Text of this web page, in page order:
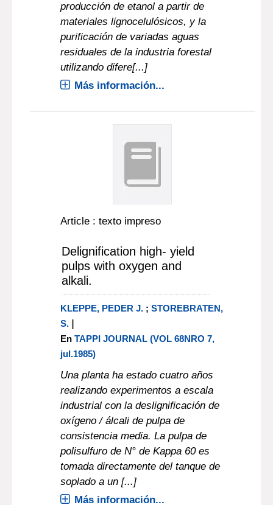
producción de etanol a partir de
materiales lignocelulósicos, y la
purificación de variadas aguas
residuales de la industria forestal
utilizando difere[...]
Más información...
Article : texto impreso
Delignification high- yield
pulps with oxygen and
alkali.
KLEPPE, PEDER J.; STOREBRATEN,
S. |
En TAPPI JOURNAL (VOL 68NRO 7,
jul.1985)
Una planta ha estado cuatro años
realizando experimentos a escala
industrial con la deslignificación de
oxígeno / álcali de pulpa de
consistencia media. La pulpa de
polisulfuro de N° de Kappa 60 es
tomada directamente del tanque de
soplado a un [...]
Más información...